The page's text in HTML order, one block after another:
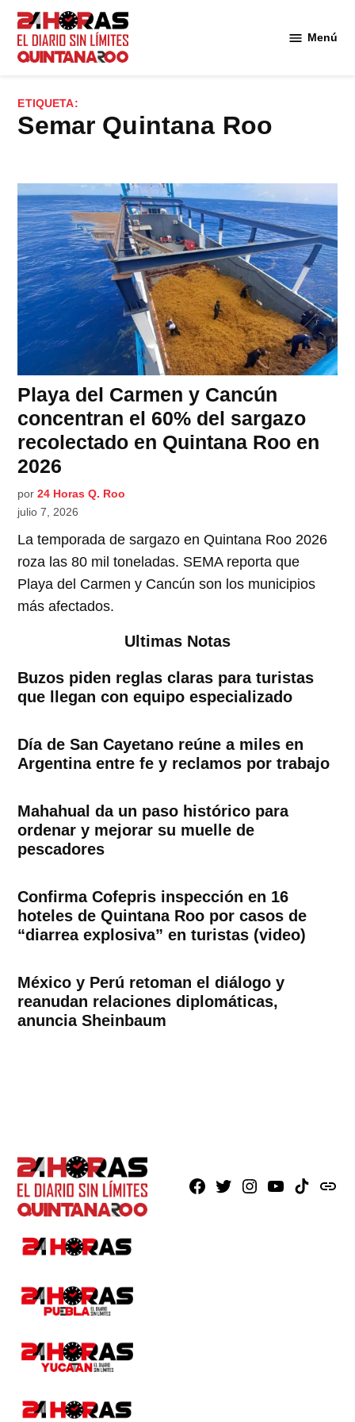
Saltar
contenido
Menú
ETIQUETA:
Semar Quintana Roo
Playa del Carmen y Cancún
concentran el 60% del sargazo
recolectado en Quintana Roo en
2026
por 24 Horas Q. Roo
julio 7, 2026
La temporada de sargazo en Quintana Roo 2026
roza las 80 mil toneladas. SEMA reporta que
Playa del Carmen y Cancún son los municipios
más afectados.
Ultimas Notas
Buzos piden reglas claras para turistas
que llegan con equipo especializado
Día de San Cayetano reúne a miles en
Argentina entre fe y reclamos por trabajo
Mahahual da un paso histórico para
ordenar y mejorar su muelle de
pescadores
Confirma Cofepris inspección en 16
hoteles de Quintana Roo por casos de
“diarrea explosiva” en turistas (video)
México y Perú retoman el diálogo y
reanudan relaciones diplomáticas,
anuncia Sheinbaum
Facebook
X Instagram
YoutubeTikTokissuu